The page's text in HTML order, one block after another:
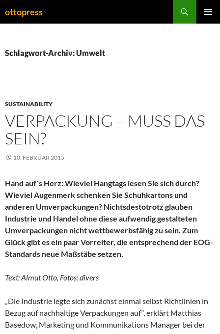
Inhalt
ottopress
Schlagwort-Archiv: Umwelt
SUSTAINABILITY
VERPACKUNG – MUSS DAS
SEIN?
10. FEBRUAR 2015
Hand auf´s Herz: Wieviel Hangtags lesen Sie sich durch?
Wieviel Augenmerk schenken Sie Schuhkartons und
anderen Umverpackungen? Nichtsdestotrotz glauben
Industrie und Handel ohne diese aufwendig gestalteten
Umverpackungen nicht wettbewerbsfähig zu sein. Zum
Glück gibt es ein paar Vorreiter, die entsprechend der EOG-
Standards neue Maßstäbe setzen.
Text: Almut Otto, Fotos: divers
„Die Industrie legte sich zunächst einmal selbst Richtlinien in
Bezug auf nachhaltige Verpackungen auf“, erklärt Matthias
Basedow, Marketing und Kommunikations Manager bei der